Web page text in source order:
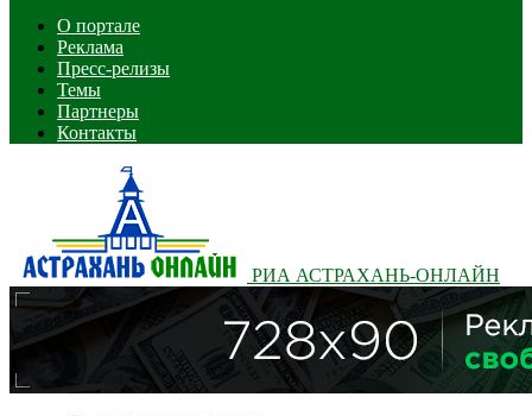
О портале
Реклама
Пресс-релизы
Темы
Партнеры
Контакты
РИА АСТРАХАНЬ-ОНЛАЙН